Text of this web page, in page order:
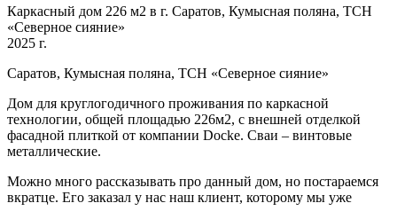
Каркасный дом 226 м2 в г. Саратов, Кумысная поляна, ТСН
«Северное сияние»
2025 г.
Саратов, Кумысная поляна, ТСН «Северное сияние»
Дом для круглогодичного проживания по каркасной
технологии, общей площадью 226м2, с внешней отделкой
фасадной плиткой от компании Docke. Сваи – винтовые
металлические.
Можно много рассказывать про данный дом, но постараемся
вкратце. Его заказал у нас наш клиент, которому мы уже